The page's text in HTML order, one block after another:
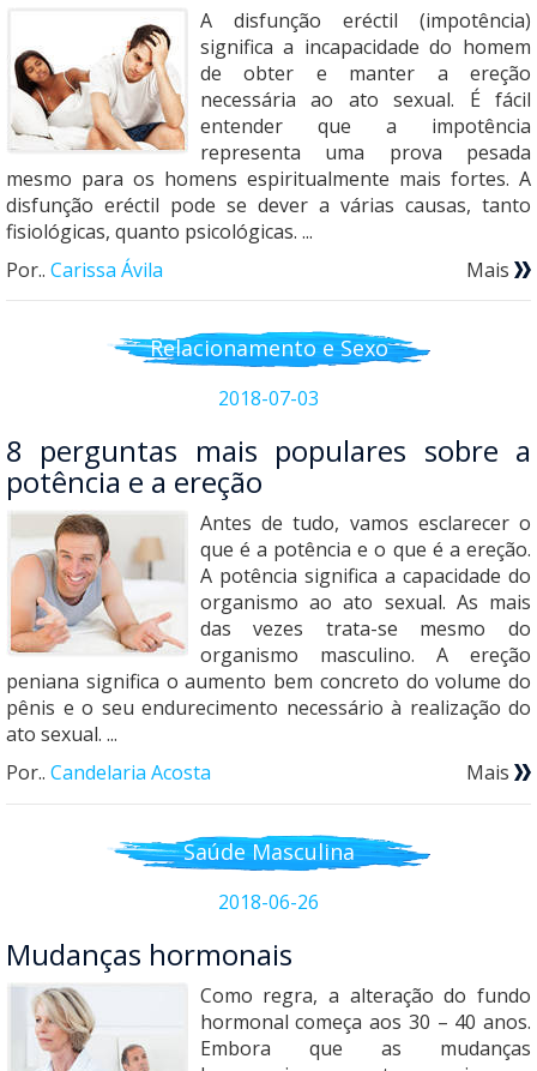
A disfunção eréctil (impotência)
significa a incapacidade do homem
de obter e manter a ereção
necessária ao ato sexual. É fácil
entender que a impotência
representa uma prova pesada
mesmo para os homens espiritualmente mais fortes. A
disfunção eréctil pode se dever a várias causas, tanto
fisiológicas, quanto psicológicas. ...
Por.. Carissa Ávila Mais
Relacionamento e Sexo
2018-07-03
8 perguntas mais populares sobre a
potência e a ereção
Antes de tudo, vamos esclarecer o
que é a potência e o que é a ereção.
A potência significa a capacidade do
organismo ao ato sexual. As mais
das vezes trata-se mesmo do
organismo masculino. A ereção
peniana significa o aumento bem concreto do volume do
pênis e o seu endurecimento necessário à realização do
ato sexual. ...
Por.. Candelaria Acosta Mais
Saúde Masculina
2018-06-26
Mudanças hormonais
Como regra, a alteração do fundo
hormonal começa aos 30 – 40 anos.
Embora que as mudanças